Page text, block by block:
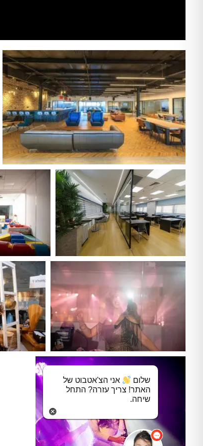
שלום
אני הצ'אטבוט של
האתר! צריך עזרה? התחל
שיחה.